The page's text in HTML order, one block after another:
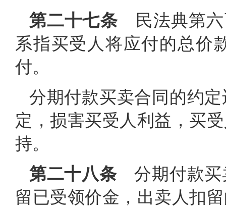
第二十七条民法典第六
系指买受人将应付的总价
付。
分期付款买卖合同的约
定，损害买受人利益，买
持。
第二十八条分期付款买
留已受领价金，出卖人扣